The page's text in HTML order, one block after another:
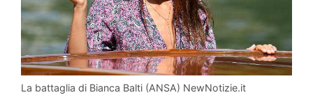
La battaglia di Bianca Balti (ANSA) NewNotizie.it